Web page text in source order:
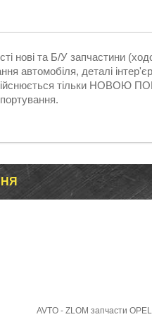
нові та Б/У запчастини
автомобіля, деталі
тільки НОВОЮ